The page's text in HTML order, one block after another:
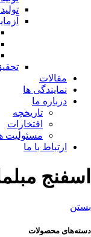
مقالات
نمایندگی ها
درباره ما
تاریخچه
افتخارات
مسئولیت
ارتباط با ما
اسفنج
بستن
دسته‌های محصولات